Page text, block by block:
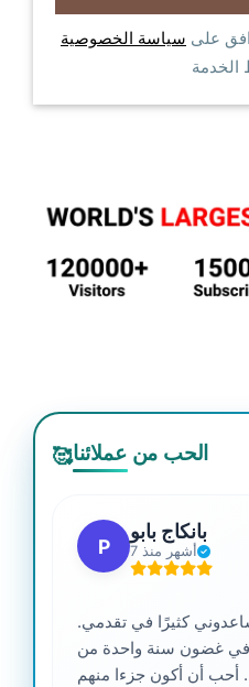
على سياسة الخصوصية
🥰الحب من عملائنا
P
بانكاج بابو
7 أشهر منذ
كثيرًا في تقدمي.
غضون سنة واحدة من